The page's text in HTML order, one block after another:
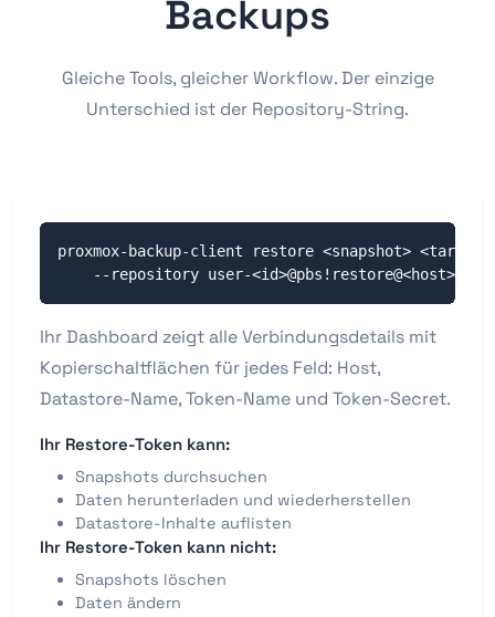
Backups
Gleiche Tools, gleicher Workflow. Der einzige
Unterschied ist der Repository-String.
proxmox-backup-client restore <snapshot>
--repository user-
Ihr Dashboard zeigt alle Verbindungsdetails mit
Kopierschaltflächen für jedes Feld: Host,
Datastore-Name, Token-Name und Token-Secret.
Ihr Restore-Token kann:
Snapshots durchsuchen
Daten herunterladen und wiederherstellen
Datastore-Inhalte auflisten
Ihr Restore-Token kann nicht:
Snapshots löschen
Daten ändern